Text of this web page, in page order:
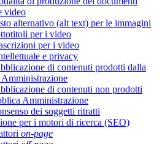
video
alternativo (alt text) per le immagini
per i video
per i video
e privacy
di contenuti prodotti dalla
di contenuti non prodotti
Amministrazione
dei soggetti ritratti
per i motori di ricerca (SEO)
on-page